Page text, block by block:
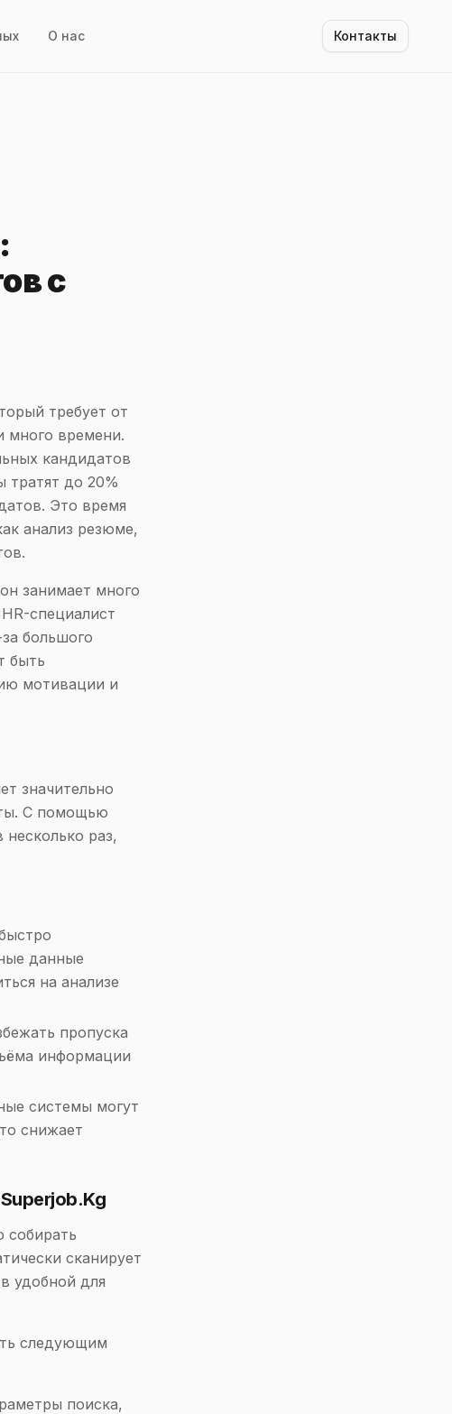
О нас Контакты
с
требует от
много времени.
кандидатов
тратят до 20%
Это время
анализ резюме,
занимает много
специалист
большого
быть
мотивации и
значительно
С помощью
раз,
данные
на анализе
пропуска
информации
системы могут
снижает
собирать
сканирует
удобной для
следующим
поиска,